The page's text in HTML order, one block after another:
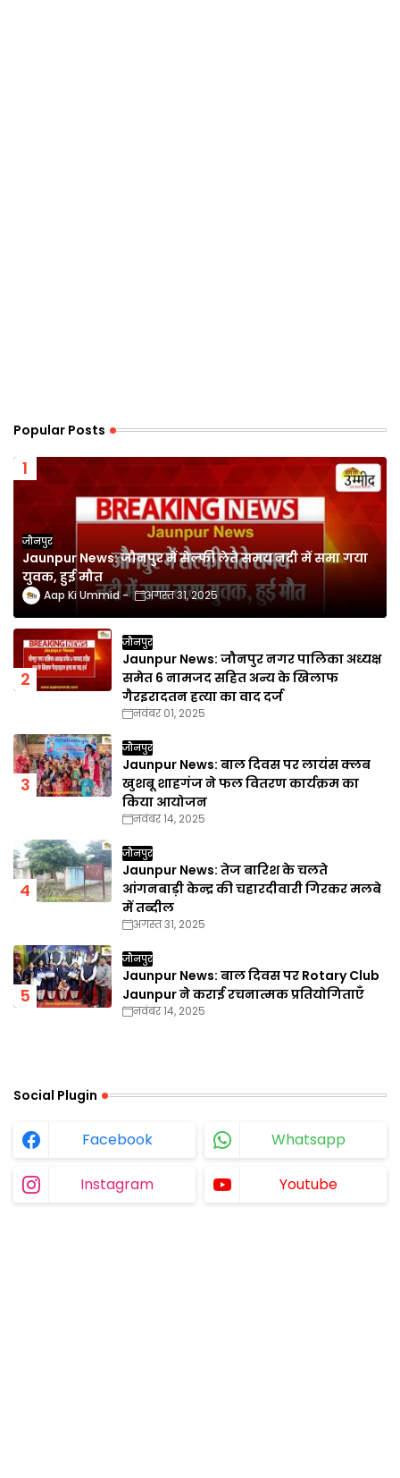
Popular Posts
जौनपुर
Jaunpur News: जौनपुर में सेल्फी लेते समय नदी में समा गया
युवक, हुई मौत
Aap Ki Ummid अगस्त 31, 2025
जौनपुर
Jaunpur News: जौनपुर नगर पालिका अध्यक्ष
समेत 6 नामजद सहित अन्य के खिलाफ
गैरइरादतन हत्या का वाद दर्ज
नवंबर 01, 2025
जौनपुर
Jaunpur News: बाल दिवस पर लायंस क्लब
खुशबू शाहगंज ने फल वितरण कार्यक्रम का
किया आयोजन
नवंबर 14, 2025
जौनपुर
Jaunpur News: तेज बारिश के चलते
आंगनबाड़ी केन्द्र की चहारदीवारी गिरकर मलबे
में तब्दील
अगस्त 31, 2025
जौनपुर
Jaunpur News: बाल दिवस पर Rotary Club
Jaunpur ने कराई रचनात्मक प्रतियोगिताएँ
नवंबर 14, 2025
Social Plugin
Facebook Whatsapp
Instagram Youtube